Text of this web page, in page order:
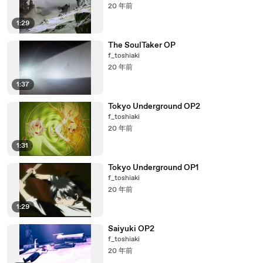
1:29
20 年前
1:37
The SoulTaker OP
f_toshiaki
20 年前
1:31
Tokyo Underground OP2
f_toshiaki
20 年前
1:29
Tokyo Underground OP1
f_toshiaki
20 年前
Saiyuki OP2
f_toshiaki
20 年前